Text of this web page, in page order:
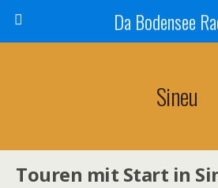
Da Bodensee
Sineu
Touren mit Start in